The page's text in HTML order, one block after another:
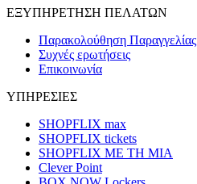
ΕΞΥΠΗΡΕΤΗΣΗ ΠΕΛΑΤΩΝ
Παρακολούθηση Παραγγελίας
Συχνές ερωτήσεις
Επικοινωνία
ΥΠΗΡΕΣΙΕΣ
SHOPFLIX max
SHOPFLIX tickets
SHOPFLIX ΜΕ ΤΗ ΜΙΑ
Clever Point